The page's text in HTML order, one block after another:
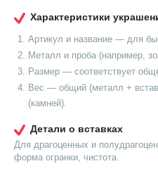
Характеристики
Артикул и название — для
Металл и проба (например,
Размер — соответствует
Вес — общий (металл +
(камней).
Детали о вставках
Для драгоценных и
форма огранки, чистота.